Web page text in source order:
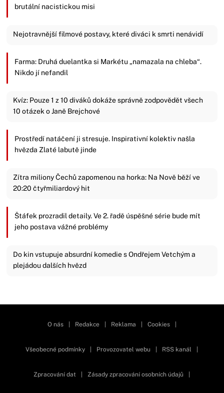
brutální nacistickou misi
Nejotravnější filmové postavy, které diváci k smrti nenávidí
Farma: Druhá duelantka si Markétu „namazala na chleba“.
Nikdo jí nefandil
Kvíz: Pouze 1 z 10 diváků dokáže správně zodpovědět všech
10 otázek o Janě Brejchové
Prostředí natáčení ji stresuje. Inspirativní kolektiv našla
hvězda Zlaté labutě jinde
Zítra miliony Čechů zapomenou na horka: Na Nově běží ve
20:20 čtyřmiliardový hit
Štáfek prozradil detaily. Ve 2. řadě úspěšné série bude mít
jeho postava vážné problémy
Do kin vstupuje absurdní komedie s Ondřejem Vetchým a
plejádou dalších hvězd
O nás Redakce Reklama Cookies
Všeobecné podmínky Provozovatel webu RSS kanál
Zpracování dat Zásady zpracování osobních údajů